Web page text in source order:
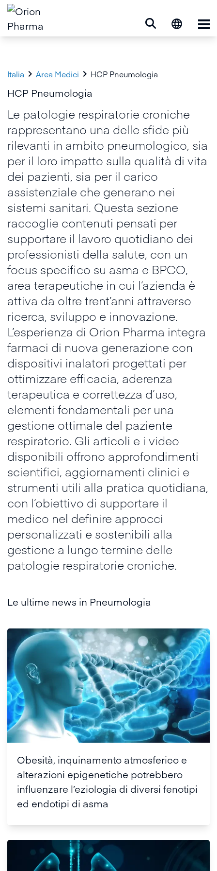
Italia  Area Medici  HCP Pneumologia
HCP Pneumologia
Le patologie respiratorie croniche
rappresentano una delle sfide più
rilevanti in ambito pneumologico, sia
per il loro impatto sulla qualità di vita
dei pazienti, sia per il carico
assistenziale che generano nei
sistemi sanitari. Questa sezione
raccoglie contenuti pensati per
supportare il lavoro quotidiano dei
professionisti della salute, con un
focus specifico su asma e BPCO,
area terapeutiche in cui l’azienda è
attiva da oltre trent’anni attraverso
ricerca, sviluppo e innovazione.
L’esperienza di Orion Pharma integra
farmaci di nuova generazione con
dispositivi inalatori progettati per
ottimizzare efficacia, aderenza
terapeutica e correttezza d’uso,
elementi fondamentali per una
gestione ottimale del paziente
respiratorio. Gli articoli e i video
disponibili offrono approfondimenti
scientifici, aggiornamenti clinici e
strumenti utili alla pratica quotidiana,
con l’obiettivo di supportare il
medico nel definire approcci
personalizzati e sostenibili alla
gestione a lungo termine delle
patologie respiratorie croniche.
Le ultime news in Pneumologia
Obesità, inquinamento atmosferico e
alterazioni epigenetiche potrebbero
influenzare l’eziologia di diversi fenotipi
ed endotipi di asma